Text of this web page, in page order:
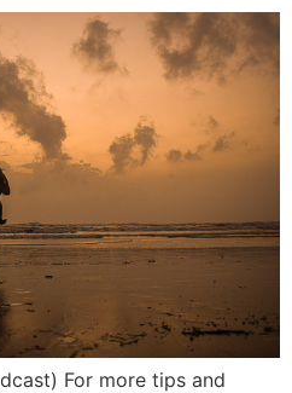
(Podcast) For more tips and